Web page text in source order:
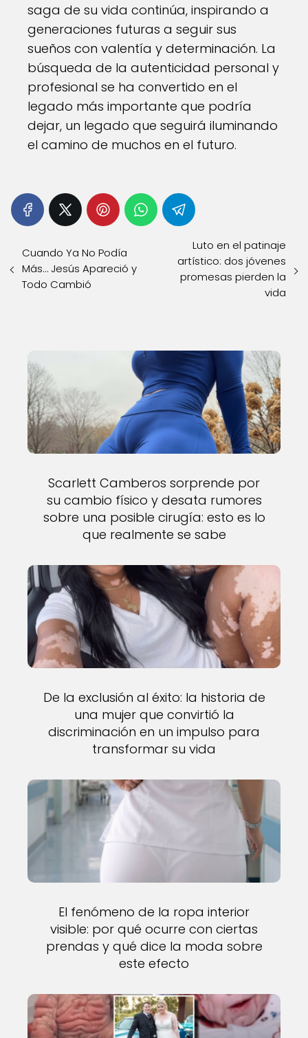
saga de su vida continúa, inspirando a
generaciones futuras a seguir sus
sueños con valentía y determinación. La
búsqueda de la autenticidad personal y
profesional se ha convertido en el
legado más importante que podría
dejar, un legado que seguirá iluminando
el camino de muchos en el futuro.
Cuando Ya No Podía
Más… Jesús Apareció y
Todo Cambió
Luto en el patinaje
artístico: dos jóvenes
promesas pierden la
vida
Scarlett Camberos sorprende por
su cambio físico y desata rumores
sobre una posible cirugía: esto es lo
que realmente se sabe
De la exclusión al éxito: la historia de
una mujer que convirtió la
discriminación en un impulso para
transformar su vida
El fenómeno de la ropa interior
visible: por qué ocurre con ciertas
prendas y qué dice la moda sobre
este efecto